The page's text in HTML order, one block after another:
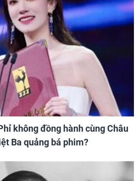
không đồng hành cùng Châu
Ba quảng bá phim?